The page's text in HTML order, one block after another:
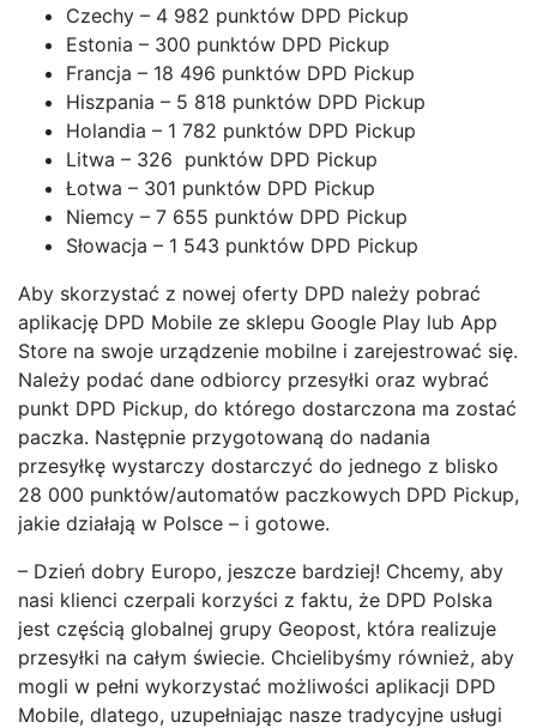
Czechy – 4 982 punktów DPD Pickup
Estonia – 300 punktów DPD Pickup
Francja – 18 496 punktów DPD Pickup
Hiszpania – 5 818 punktów DPD Pickup
Holandia – 1 782 punktów DPD Pickup
Litwa – 326 punktów DPD Pickup
Łotwa – 301 punktów DPD Pickup
Niemcy – 7 655 punktów DPD Pickup
Słowacja – 1 543 punktów DPD Pickup
Aby skorzystać z nowej oferty DPD należy pobrać
aplikację DPD Mobile ze sklepu Google Play lub App
Store na swoje urządzenie mobilne i zarejestrować się.
Należy podać dane odbiorcy przesyłki oraz wybrać
punkt DPD Pickup, do którego dostarczona ma zostać
paczka. Następnie przygotowaną do nadania
przesyłkę wystarczy dostarczyć do jednego z blisko
28 000 punktów/automatów paczkowych DPD Pickup,
jakie działają w Polsce – i gotowe.
– Dzień dobry Europo, jeszcze bardziej! Chcemy, aby
nasi klienci czerpali korzyści z faktu, że DPD Polska
jest częścią globalnej grupy Geopost, która realizuje
przesyłki na całym świecie. Chcielibyśmy również, aby
mogli w pełni wykorzystać możliwości aplikacji DPD
Mobile, dlatego, uzupełniając nasze tradycyjne usługi